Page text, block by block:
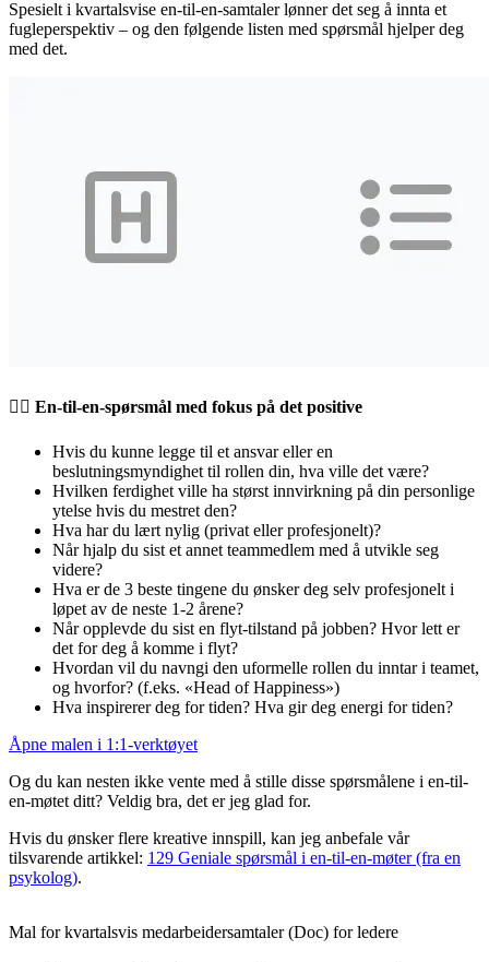
Spesielt i kvartalsvise en-til-en-samtaler lønner det seg å innta et
fugleperspektiv – og den følgende listen med spørsmål hjelper deg
med det.
🧘‍♀️ En-til-en-spørsmål med fokus på det positive
Hvis du kunne legge til et ansvar eller en
beslutningsmyndighet til rollen din, hva ville det være?
Hvilken ferdighet ville ha størst innvirkning på din personlige
ytelse hvis du mestret den?
Hva har du lært nylig (privat eller profesjonelt)?
Når hjalp du sist et annet teammedlem med å utvikle seg
videre?
Hva er de 3 beste tingene du ønsker deg selv profesjonelt i
løpet av de neste 1-2 årene?
Når opplevde du sist en flyt-tilstand på jobben? Hvor lett er
det for deg å komme i flyt?
Hvordan vil du navngi den uformelle rollen du inntar i teamet,
og hvorfor? (f.eks. «Head of Happiness»)
Hva inspirerer deg for tiden? Hva gir deg energi for tiden?
Åpne malen i 1:1-verktøyet
Og du kan nesten ikke vente med å stille disse spørsmålene i en-til-
en-møtet ditt? Veldig bra, det er jeg glad for.
Hvis du ønsker flere kreative innspill, kan jeg anbefale vår
tilsvarende artikkel: 129 Geniale spørsmål i en-til-en-møter (fra en
psykolog).
Mal for kvartalsvis medarbeidersamtaler (Doc) for ledere